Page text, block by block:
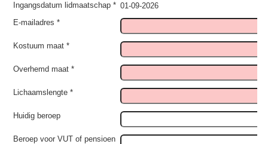
Ingangsdatum lidmaatschap * 01-09-2026
E-mailadres *
Kostuum maat *
Overhemd maat *
Lichaamslengte *
Huidig beroep
Beroep voor VUT of pensioen